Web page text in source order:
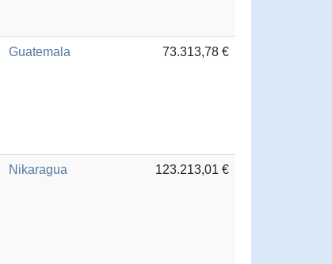
Guatemala 73.313,78 €
Nikaragua 123.213,01 €